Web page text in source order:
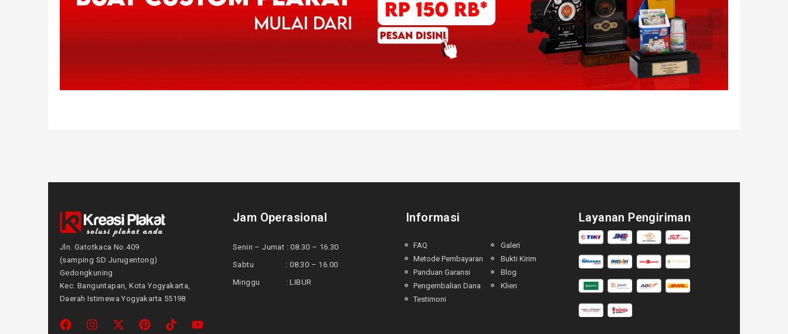
Jln. Gatotkaca No.409
(samping SD Jurugentong)
Gedongkuning
Kec. Banguntapan, Kota Yogyakarta,
Daerah Istimewa Yogyakarta 55198
Jam Operasional
Senin – Jumat : 08.30 – 16.30
Sabtu : 08.30 – 16.00
Minggu : LIBUR
Informasi
FAQ
Metode Pembayaran
Panduan Garansi
Pengembalian Dana
Testimoni
Galeri
Bukti Kirim
Blog
Klien
Layanan Pengiriman